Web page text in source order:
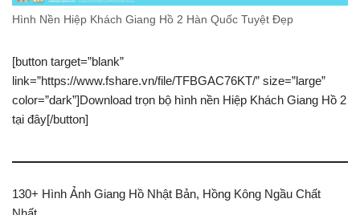
Hình Nền Hiệp Khách Giang Hồ 2 Hàn Quốc Tuyệt Đẹp
[button target=”blank”
link=”https://www.fshare.vn/file/TFBGAC76KT/” size=”large”
color=”dark”]Download trọn bộ hình nền Hiệp Khách Giang Hồ 2
tại đây[/button]
130+ Hình Ảnh Giang Hồ Nhật Bản, Hồng Kông Ngầu Chất